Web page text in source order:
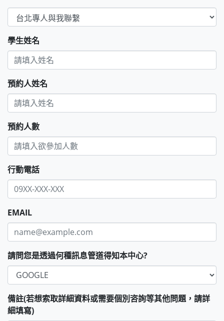
學生姓名
預約人姓名
預約人數
行動電話
EMAIL
請問您是透過何種訊息管道得知本中心?
備註(若想索取詳細資料或需要個別咨詢等其他問題，請詳
細填寫)